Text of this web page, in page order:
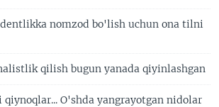
nomzod bo'lish uchun ona tilni
qilish bugun yanada qiyinlashgan
qiynoqlar... O'shda yangrayotgan nidolar